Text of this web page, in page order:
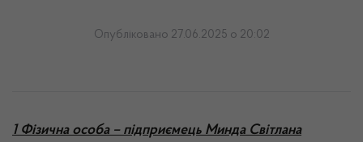
Опубліковано 27.06.2025 о 20:02
1 Фізична особа – підприємець Минда Світлана